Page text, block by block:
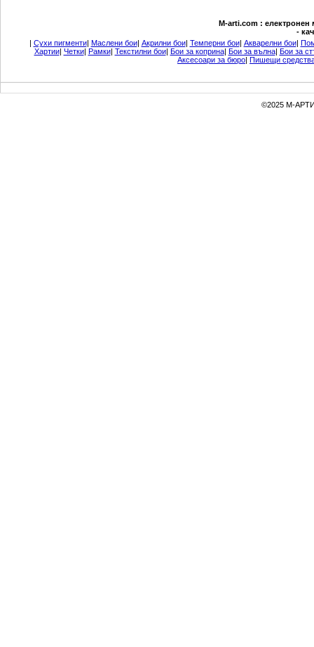
М-arti.com : електронен
-
| Сухи пигменти| Маслени бои| Акрилни бои| Темперни бои| Акварелни бои|
Хартии| Четки| Рамки| Текстилни бои| Бои за коприна| Бои за вълна| Бои за
Аксесоари за бюро| Пишещи
©2025 М-